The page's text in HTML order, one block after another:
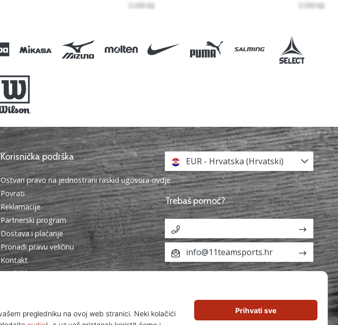
Korisnička podrška
Ostvari pravo na jednostrani raskid ugovora ovdje
Povrati
Reklamacije
Partnerski program
Dostava i plaćanje
Pronađi pravu veličinu
Kontakt
Najčešća pitanja
EUR - Hrvatska (Hrvatski)
Trebaš pomoć?
info@11teamsports.hr